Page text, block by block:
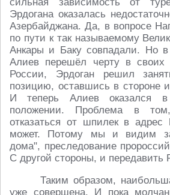
Эрдогана оказалась
Азербайджана. Да, в вопросе
по пути к так называемому
Анкары и Баку совпадали. Но в
Алиев перешёл черту в своих
России, Эрдоган решил
позицию, оставшись в стороне
И теперь Алиев оказался в
положении. Проблема в
отказаться от шпилек в
может. Потому мы и видим
дома", преследование
С другой стороны, и передавить
Таким образом,
уже совершена. И пока